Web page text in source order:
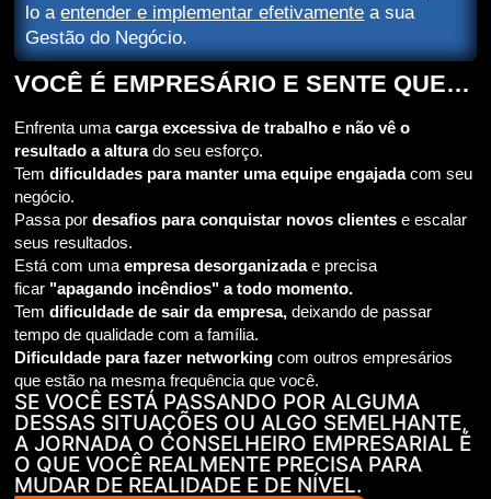
lo aentender e implementar efetivamente a sua
Gestão do Negócio.
VOCÊ É EMPRESÁRIO E SENTE QUE…
Enfrenta umacarga excessiva de trabalho e não vê o
resultado a alturado seu esforço.
Temdificuldades para manter uma equipe engajadacom seu
negócio.
Passa pordesafios para conquistar novos clientese escalar
seus resultados.
Está com umaempresa desorganizadae precisa
ficar "apagando incêndios" a todo momento.
Temdificuldade de sair da empresa,deixando de passar
tempo de qualidade com a família.
Dificuldade para fazer networkingcom outros empresários
que estão na mesma frequência que você.
SE VOCÊ ESTÁ PASSANDO POR ALGUMA
DESSAS SITUAÇÕES OU ALGO SEMELHANTE,
A JORNADA O CONSELHEIRO EMPRESARIAL É
O QUE VOCÊ REALMENTE PRECISA PARA
MUDAR DE REALIDADE E DE NÍVEL.